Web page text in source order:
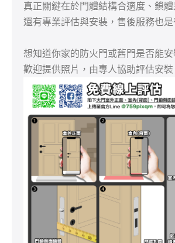
真正關鍵在於門體結構合適度、鎖
還有專業評估與安裝，售後服務也是
想知道你家的防火門或舊門是否能安
歡迎提供照片，由專人協助評估安裝